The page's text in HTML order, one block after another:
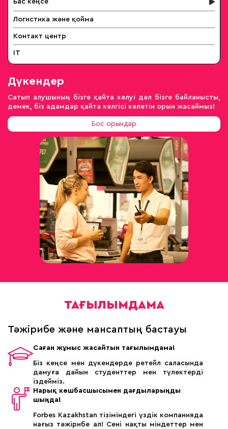
Логистика және қойма
Контакт центр
IT
Дүкендер
Сатып алушының бізге қайта келуі дәл бізге байланысты,
демек, біз адамдар қайта келгісі келетін орын жасаймыз!
Бос орындар
ТАҒЫЛЫМДАМА
Тәжірибе және мансаптың бастауы
Саған жұмыс жасайтын тағылымдама!
Біз кеңсе мен дүкендерде ретейл саласында
дамуға дайын студенттер мен түлектерді
іздейміз.
Нарық көшбасшысымен дағдыларыңды
шыңда!
Forbes Kazakhstan тізіміндегі үздік компанияда
нағыз тәжірибе ал! Сені нақты міндеттер мен